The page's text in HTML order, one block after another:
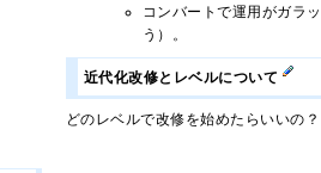
コンバートで運用がガラ
う）。
近代化改修とレベルについて
どのレベルで改修を始めたらいいの